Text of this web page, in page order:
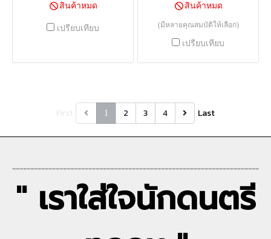
สินค้าหมด
เปรียบเทียบ
สินค้าหมด
(มีหลายคุณสมบัติให้เลือก)
เปรียบเทียบ
1 2 3 4 Last
--------------------------------------------------------------------
" เราใส่ใจนักดนตรี